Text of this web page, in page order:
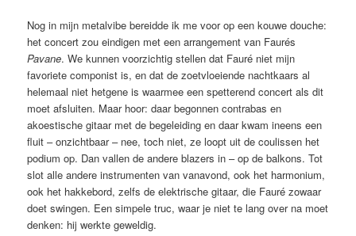
Nog in mijn metalvibe bereidde ik me voor op een kouwe douche:
het concert zou eindigen met een arrangement van Faurés
Pavane. We kunnen voorzichtig stellen dat Fauré niet mijn
favoriete componist is, en dat de zoetvloeiende nachtkaars al
helemaal niet hetgene is waarmee een spetterend concert als dit
moet afsluiten. Maar hoor: daar begonnen contrabas en
akoestische gitaar met de begeleiding en daar kwam ineens een
fluit – onzichtbaar – nee, toch niet, ze loopt uit de coulissen het
podium op. Dan vallen de andere blazers in – op de balkons. Tot
slot alle andere instrumenten van vanavond, ook het harmonium,
ook het hakkebord, zelfs de elektrische gitaar, die Fauré zowaar
doet swingen. Een simpele truc, waar je niet te lang over na moet
denken: hij werkte geweldig.